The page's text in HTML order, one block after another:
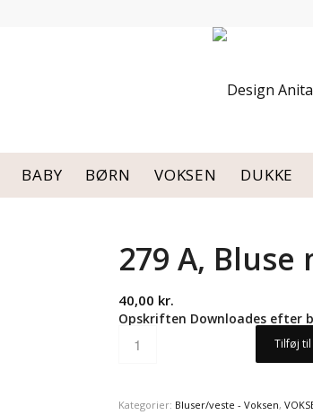
BABY BØRN VOKSEN DUKKE
279 A,
40,00 kr.
Opskriften Downloades efter
Tilføj
Kategorier: Bluser/veste - Voksen,